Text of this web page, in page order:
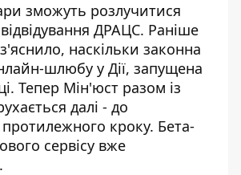
зможуть розлучитися
ДРАЦС. Раніше
наскільки законна
шлюбу у Дії, запущена
Тепер Мін'юст разом із
далі - до
протилежного кроку. Бета-
сервісу вже